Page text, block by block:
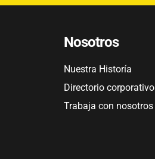
Nosotros
Nuestra Historía
Directorio corporativo
Trabaja con nosotros